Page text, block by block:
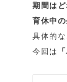
期間は
育休中
具体的
今回は